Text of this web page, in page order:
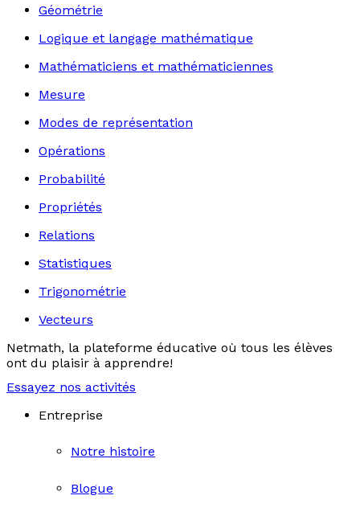
Géométrie
Logique et langage mathématique
Mathématiciens et mathématiciennes
Mesure
Modes de représentation
Opérations
Probabilité
Propriétés
Relations
Statistiques
Trigonométrie
Vecteurs
Netmath, la plateforme éducative où tous les élèves
ont du plaisir à apprendre!
Essayez nos activités
Entreprise
Notre histoire
Blogue